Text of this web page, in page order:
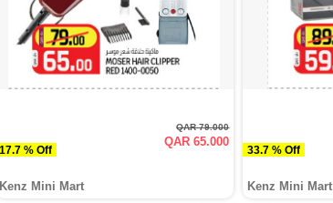
17.7 % Off
QAR 79.000
QAR 65.000
Kenz Mini Mart
33.7 % Off
Kenz Mini Mart